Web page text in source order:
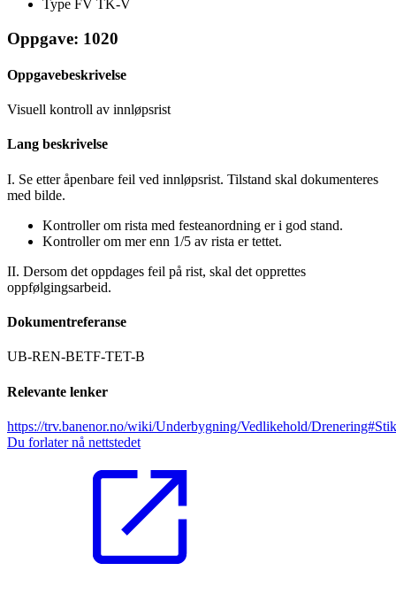
Type FV TK-V
Oppgave: 1020
Oppgavebeskrivelse
Visuell kontroll av innløpsrist
Lang beskrivelse
I. Se etter åpenbare feil ved innløpsrist. Tilstand skal dokumenteres
med bilde.
Kontroller om rista med festeanordning er i god stand.
Kontroller om mer enn 1/5 av rista er tettet.
II. Dersom det oppdages feil på rist, skal det opprettes
oppfølgingsarbeid.
Dokumentreferanse
UB-REN-BETF-TET-B
Relevante lenker
https://trv.banenor.no/wiki/Underbygning/Vedlikehold/
Du forlater nå nettstedet